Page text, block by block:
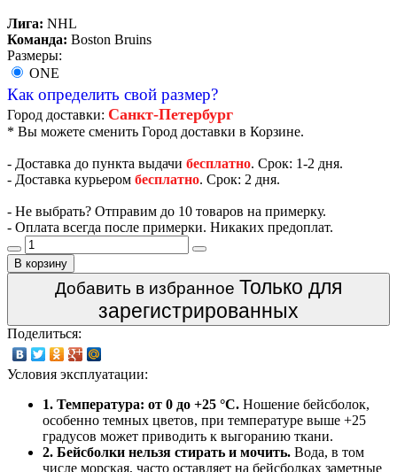
Лига: NHL
Команда: Boston Bruins
Размеры:
ONE
Как определить свой размер?
Город доставки: Санкт-Петербург
* Вы можете сменить Город доставки в Корзине.
- Доставка до пункта выдачи бесплатно. Срок: 1-2 дня.
- Доставка курьером бесплатно. Срок: 2 дня.
- Не выбрать? Отправим до 10 товаров на примерку.
- Оплата всегда после примерки. Никаких предоплат.
В корзину
Добавить в избранное Только для
зарегистрированных
Поделиться:
Условия эксплуатации:
1. Температура: от 0 до +25 °C. Ношение бейсболок,
особенно темных цветов, при температуре выше +25
градусов может приводить к выгоранию ткани.
2. Бейсболки нельзя стирать и мочить. Вода, в том
числе морская, часто оставляет на бейсболках заметные